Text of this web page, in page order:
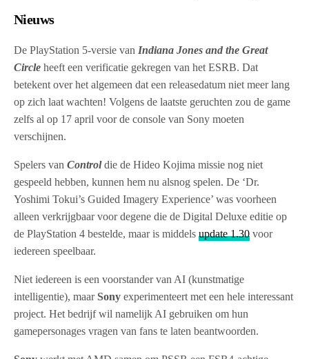
Nieuws
De PlayStation 5-versie van Indiana Jones and the Great
Circle heeft een verificatie gekregen van het ESRB. Dat
betekent over het algemeen dat een releasedatum niet meer lang
op zich laat wachten! Volgens de laatste geruchten zou de game
zelfs al op 17 april voor de console van Sony moeten
verschijnen.
Spelers vanControl die de Hideo Kojima missie nog niet
gespeeld hebben, kunnen hem nu alsnog spelen. De ‘Dr.
Yoshimi Tokui’s Guided Imagery Experience’ was voorheen
alleen verkrijgbaar voor degene die de Digital Deluxe editie op
de PlayStation 4 bestelde, maar is middelsupdate 1.30 voor
iedereen speelbaar.
Niet iedereen is een voorstander van AI (kunstmatige
intelligentie), maarSony experimenteert met een hele interessant
project. Het bedrijf wil namelijk AI gebruiken om hun
gamepersonages vragen van fans te laten beantwoorden.